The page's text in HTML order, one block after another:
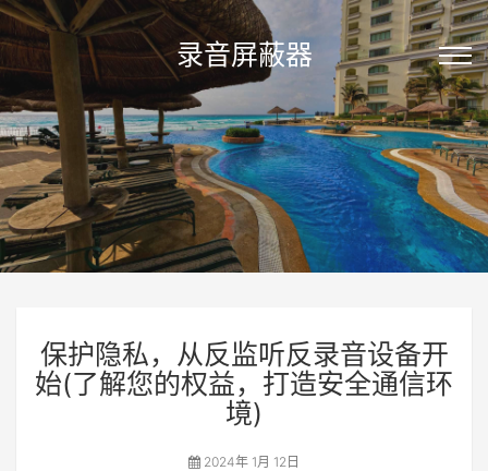
录音屏蔽器
保护隐私，从反监听反录音设备开
始(了解您的权益，打造安全通信环
境)
2024年 1月 12日